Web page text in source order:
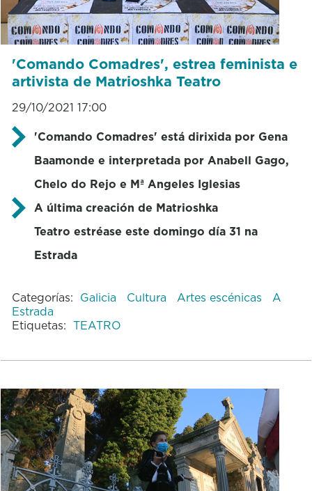
'Comando Comadres', estrea feminista e
artivista de Matrioshka Teatro
29/10/2021 17:00
'Comando Comadres' está dirixida por Gena
Baamonde e interpretada por Anabell Gago,
Chelo do Rejo e Mª Angeles Iglesias
A última creación de Matrioshka
Teatro estréase este domingo día 31 na
Estrada
Categorías: Galicia Cultura Artes escénicas
A
Estrada
Etiquetas: TEATRO